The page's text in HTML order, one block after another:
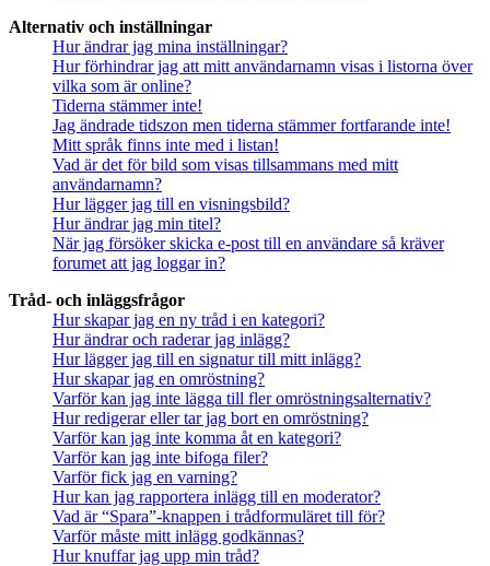
Alternativ och inställningar
Hur ändrar jag mina inställningar?
Hur förhindrar jag att mitt användarnamn visas i listorna över
vilka som är online?
Tiderna stämmer inte!
Jag ändrade tidszon men tiderna stämmer fortfarande inte!
Mitt språk finns inte med i listan!
Vad är det för bild som visas tillsammans med mitt
användarnamn?
Hur lägger jag till en visningsbild?
Hur ändrar jag min titel?
När jag försöker skicka e-post till en användare så kräver
forumet att jag loggar in?
Tråd- och inläggsfrågor
Hur skapar jag en ny tråd i en kategori?
Hur ändrar och raderar jag inlägg?
Hur lägger jag till en signatur till mitt inlägg?
Hur skapar jag en omröstning?
Varför kan jag inte lägga till fler omröstningsalternativ?
Hur redigerar eller tar jag bort en omröstning?
Varför kan jag inte komma åt en kategori?
Varför kan jag inte bifoga filer?
Varför fick jag en varning?
Hur kan jag rapportera inlägg till en moderator?
Vad är “Spara”-knappen i trådformuläret till för?
Varför måste mitt inlägg godkännas?
Hur knuffar jag upp min tråd?